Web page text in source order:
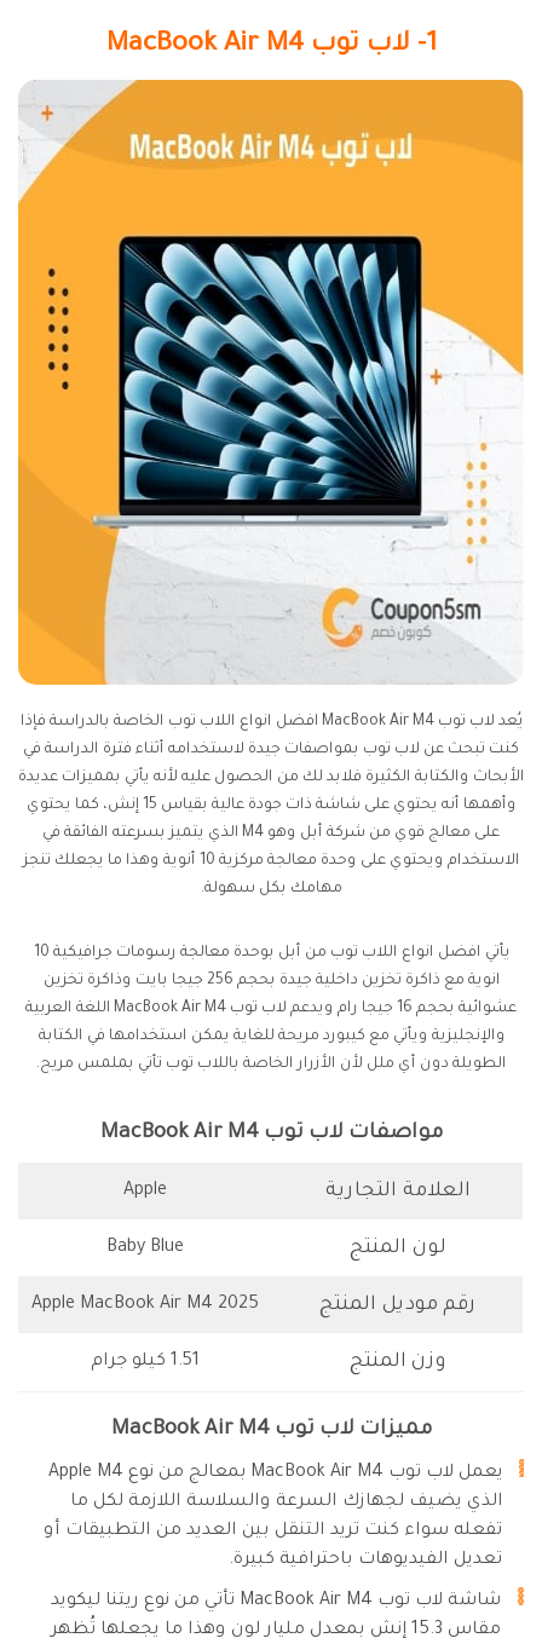
1- لاب توب MacBook Air M4
يُعد لاب توب MacBook Air M4 افضل انواع اللاب توب الخاصة بالدراسة فإذا
كنت تبحث عن لاب توب بمواصفات جيدة لاستخدامه أثناء فترة الدراسة في
الأبحاث والكتابة الكثيرة فلابد لك من الحصول عليه لأنه يأتي بمميزات عديدة
وأهمها أنه يحتوي على شاشة ذات جودة عالية بقياس 15 إنش، كما يحتوي
على معالج قوي من شركة أبل وهو M4 الذي يتميز بسرعته الفائقة في
الاستخدام ويحتوي على وحدة معالجة مركزية 10 أنوية وهذا ما يجعلك تنجز
مهامك بكل سهولة.
يأتي افضل انواع اللاب توب من أبل بوحدة معالجة رسومات جرافيكية 10
انوية مع ذاكرة تخزين داخلية جيدة بحجم 256 جيجا بايت وذاكرة تخزين
عشوائية بحجم 16 جيجا رام ويدعم لاب توب MacBook Air M4 اللغة العربية
والإنجليزية ويأتي مع كيبورد مريحة للغاية يمكن استخدامها في الكتابة
الطويلة دون أي ملل لأن الأزرار الخاصة باللاب توب تأتي بملمس مريح.
مواصفات لاب توب MacBook Air M4
العلامة التجارية Apple
لون المنتج Baby Blue
رقم موديل المنتج Apple MacBook Air M4 2025
وزن المنتج 1.51 كيلو جرام
مميزات لاب توب MacBook Air M4
الذي يضيف لجهازك السرعة والسلاسة اللازمة لكل ما
تفعله سواء كنت تريد التنقل بين العديد من التطبيقات أو
تعديل الفيديوهات باحترافية كبيرة.
شاشة لاب توب MacBook Air M4 تأتي من نوع ريتنا ليكويد
مقاس 15.3 إنش بمعدل مليار لون وهذا ما يجعلها تُظهر